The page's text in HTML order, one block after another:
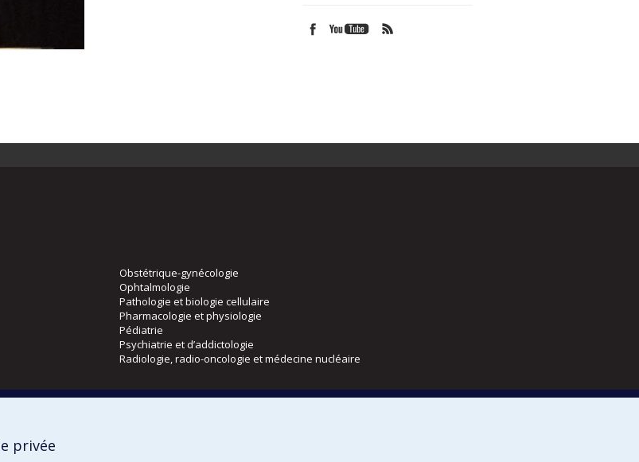
Obstétrique-gynécologie
Ophtalmologie
Pathologie et biologie cellulaire
Pharmacologie et physiologie
Pédiatrie
Psychiatrie et d’addictologie
Radiologie, radio-oncologie et médecine nucléaire
privée